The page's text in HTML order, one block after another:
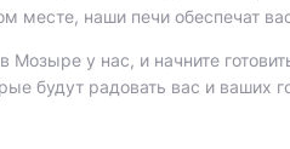
месте, наши печи обеспечат
Мозыре у нас, и начните
будут радовать вас и ваших